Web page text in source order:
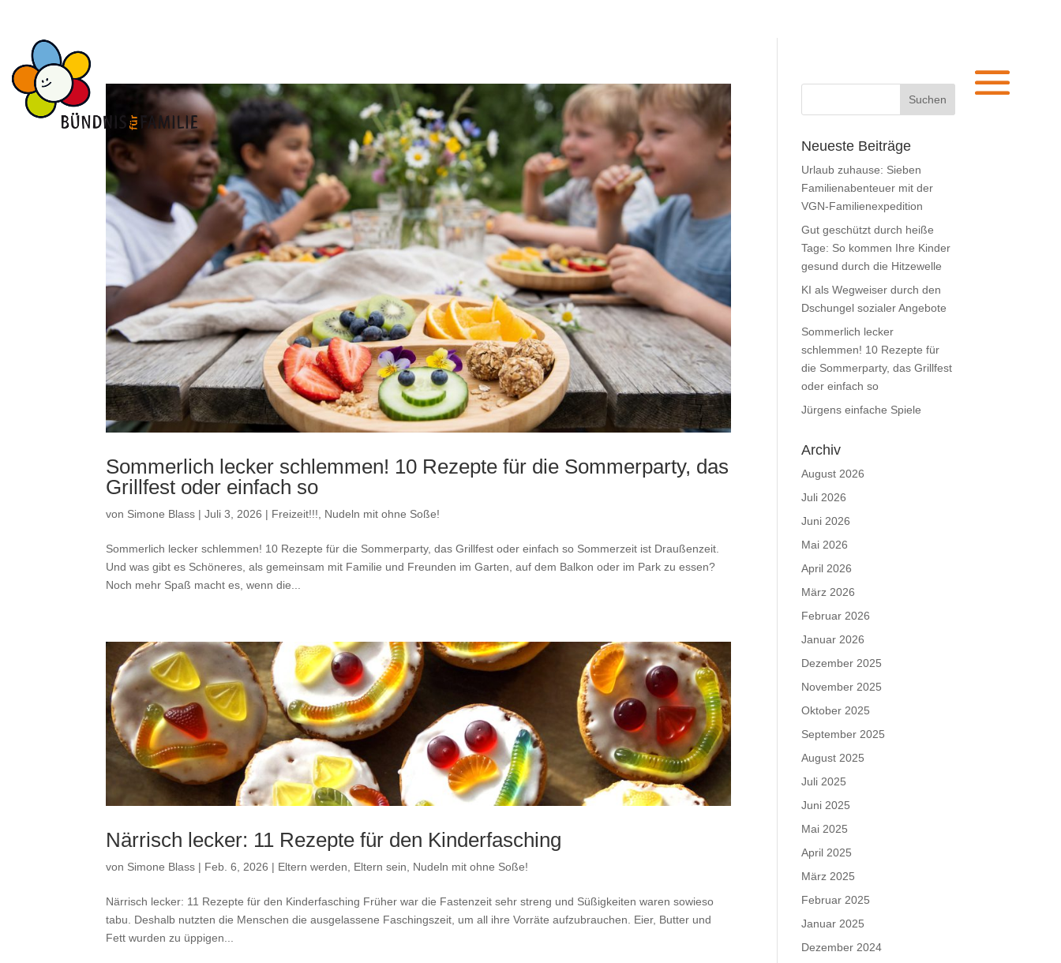
Sommerlich lecker schlemmen! 10 Rezepte für die Sommerparty, das
Grillfest oder einfach so
von Simone Blass |Juli 3, 2026 | Freizeit!!! Nudeln mit ohne Soße!
Sommerlich lecker schlemmen! 10 Rezepte für die Sommerparty, das Grillfest oder einfach so Sommerzeit ist Draußenzeit.
Und was gibt es Schöneres, als gemeinsam mit Familie und Freunden im Garten, auf dem Balkon oder im Park zu essen?
Noch mehr Spaß macht es, wenn die...
Närrisch lecker: 11 Rezepte für den Kinderfasching
von Simone Blass | Feb. 6, 2026 | Eltern werden, Eltern sein, Nudeln mit ohne Soße!
Närrisch lecker: 11 Rezepte für den Kinderfasching Früher war die Fastenzeit sehr streng und Süßigkeiten waren sowieso
tabu. Deshalb nutzten die Menschen die ausgelassene Faschingszeit, um all ihre Vorräte aufzubrauchen. Eier, Butter und
Fett wurden zu üppigen...
Neueste Beiträge
Urlaub zuhause: Sieben
Familienabenteuer mit der
VGN-Familienexpedition
Gut geschützt durch heiße
Tage: So kommen Ihre Kinder
gesund durch die Hitzewelle
KI als Wegweiser durch den
Dschungel sozialer Angebote
Sommerlich lecker
schlemmen! 10 Rezepte für
die Sommerparty, das Grillfest
oder einfach so
Jürgens einfache Spiele
Archiv
August 2026
Juli 2026
Juni 2026
Mai 2026
April 2026
März 2026
Februar 2026
Januar 2026
Dezember 2025
November 2025
Oktober 2025
September 2025
August 2025
Juli 2025
Juni 2025
Mai 2025
April 2025
März 2025
Februar 2025
Januar 2025
Dezember 2024